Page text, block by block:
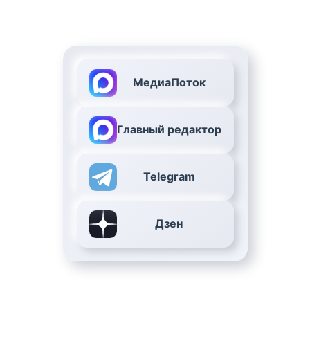
МедиаПоток
Главный редактор
Telegram
Дзен